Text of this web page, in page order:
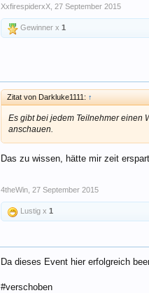
XxfirespiderxX 27 September 2015
Gewinner x 1
Zitat von Darkluke1111: ↑
Es gibt bei jedem Teilnehmer einen
anschauen.
Das zu wissen, hätte mir zeit
4theWin 27 September 2015
Lustig x 1
Da dieses Event hier erfolgreich
#verschoben